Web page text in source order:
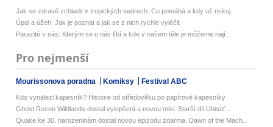
Jak se zdravě zchladit v tropických vedrech: Co pomáhá a kdy už riskuj...
Úpal a úžeh: Jak je poznat a jak se z nich rychle vyléčit
Parazité v nás: Kterým se u nás líbí a kde v našem těle je můžeme nají...
Pro nejmenší
Mourissonova poradna Komiksy Festival ABC
Kdo vynalezl kapesník? Historie od středověku po papírové kapesníky
Ghost Recon Wildlands dostal vylepšení a novou misi. Starší díl Ubisof...
Quake ke 30. narozeninám dostal novou epizodu zdarma. Dawn of the Mach...